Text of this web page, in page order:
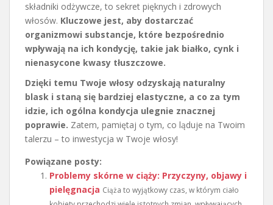
składniki odżywcze, to sekret pięknych i zdrowych
włosów. Kluczowe jest, aby dostarczać
organizmowi substancje, które bezpośrednio
wpływają na ich kondycję, takie jak białko, cynk i
nienasycone kwasy tłuszczowe.
Dzięki temu Twoje włosy odzyskają naturalny
blask i staną się bardziej elastyczne, a co za tym
idzie, ich ogólna kondycja ulegnie znacznej
poprawie. Zatem, pamiętaj o tym, co ląduje na Twoim
talerzu – to inwestycja w Twoje włosy!
Powiązane posty:
Problemy skórne w ciąży: Przyczyny, objawy i
pielęgnacja Ciąża to wyjątkowy czas, w którym ciało